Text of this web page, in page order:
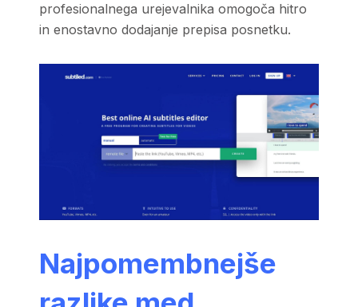
profesionalnega urejevalnika omogoča hitro
in enostavno dodajanje prepisa posnetku.
Najpomembnejše